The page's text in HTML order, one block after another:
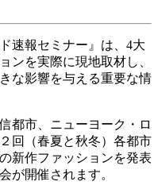
速報セミナー』は、4大
ンを実際に現地取材し、
な影響を与える重要な情
都市、ニューヨーク・ロ
回（春夏と秋冬）各都市
新作ファッションを発表
が開催されます。